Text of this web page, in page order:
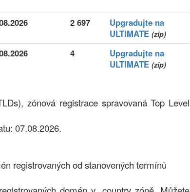
2 697
Upgradujte na
ULTIMATE (zip)
4
Upgradujte na
ULTIMATE (zip)
zónová registrace spravovaná Top Level
07.08.2026.
registrovaných od stanovených termínů